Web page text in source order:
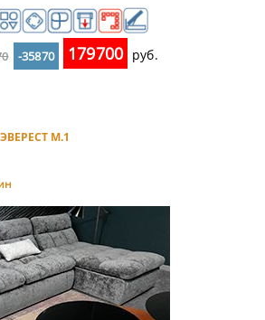
-35870 179700 руб.
М.1